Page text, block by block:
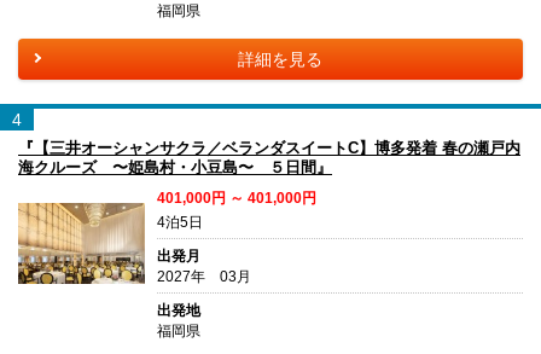
福岡県
詳細を見る
4
『【三井オーシャンサクラ／ベランダスイートC】博多発着 春の瀬戸内
海クルーズ 〜姫島村・小豆島〜 ５日間』
401,000円 ～ 401,000円
4泊5日
出発月
2027年 03月
出発地
福岡県